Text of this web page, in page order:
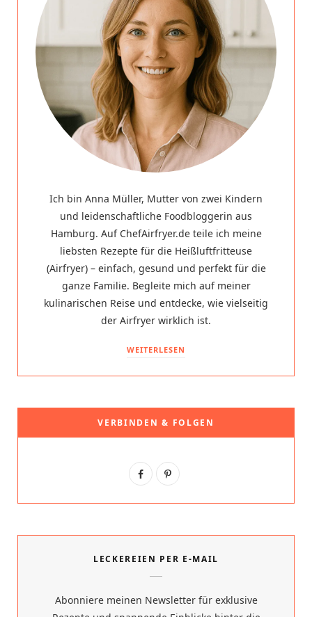
Ich bin Anna Müller, Mutter von zwei Kindern
und leidenschaftliche Foodbloggerin aus
Hamburg. Auf ChefAirfryer.de teile ich meine
liebsten Rezepte für die Heißluftfritteuse
(Airfryer) – einfach, gesund und perfekt für die
ganze Familie. Begleite mich auf meiner
kulinarischen Reise und entdecke, wie vielseitig
der Airfryer wirklich ist.
WEITERLESEN
VERBINDEN & FOLGEN
F
P
LECKEREIEN PER E-MAIL
Abonniere meinen Newsletter für exklusive